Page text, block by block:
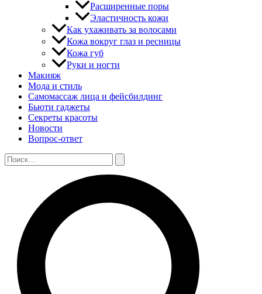
Расширенные поры
Эластичность кожи
Как ухаживать за волосами
Кожа вокруг глаз и ресницы
Кожа губ
Руки и ногти
Макияж
Мода и стиль
Самомассаж лица и фейсбилдинг
Бьюти гаджеты
Секреты красоты
Новости
Вопрос-ответ
Поиск: